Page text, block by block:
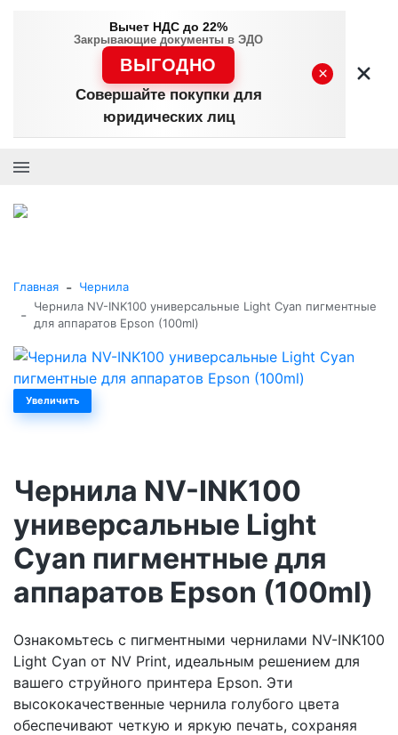
Вычет НДС до 22%
Закрывающие документы в ЭДО
ВЫГОДНО
Совершайте покупки для
юридических лиц
×
Главная - Чернила
-
Чернила NV-INK100 универсальные Light Cyan пигментные
для аппаратов Epson (100ml)
Увеличить
Чернила NV-INK100
универсальные Light
Cyan пигментные для
аппаратов Epson (100ml)
Ознакомьтесь с пигментными чернилами NV-INK100
Light Cyan от NV Print, идеальным решением для
вашего струйного принтера Epson. Эти
высококачественные чернила голубого цвета
обеспечивают четкую и яркую печать, сохраняя